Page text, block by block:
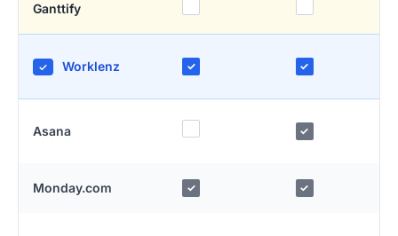
Ganttify
✓ Worklenz ✓ ✓
Asana ✓
Monday.com ✓ ✓